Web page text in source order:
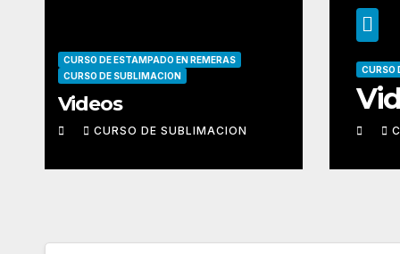
CURSO DE ESTAMPADO EN REMERAS
CURSO DE SUBLIMACION
Videos
CURSO DE SUBLIMACION
CURSO